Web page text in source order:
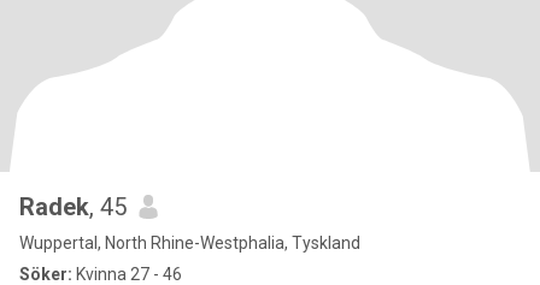
Radek, 45
Wuppertal, North Rhine-Westphalia, Tyskland
Söker: Kvinna 27 - 46